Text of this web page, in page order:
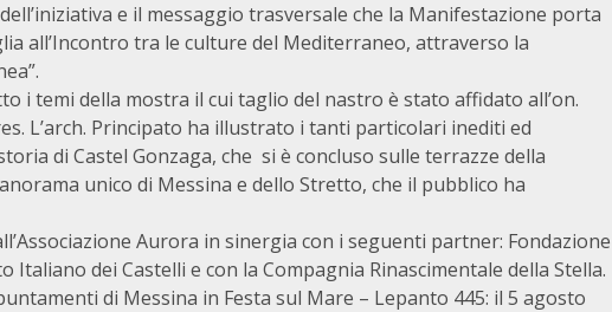
e il messaggio trasversale che la Manifestazione porta
all’Incontro tra le culture del Mediterraneo, attraverso la
i temi della mostra il cui taglio del nastro è stato affidato all’on.
L’arch. Principato ha illustrato i tanti particolari inediti ed
di Castel Gonzaga, che si è concluso sulle terrazze della
unico di Messina e dello Stretto, che il pubblico ha
Aurora in sinergia con i seguenti partner: Fondazione
Italiano dei Castelli e con la Compagnia Rinascimentale della Stella.
di Messina in Festa sul Mare – Lepanto 445: il 5 agosto